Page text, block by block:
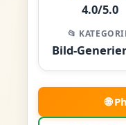
4.0/5.0
📂
Bild-
🌐